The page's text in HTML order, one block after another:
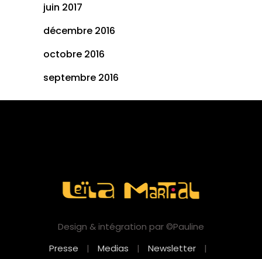
juin 2017
décembre 2016
octobre 2016
septembre 2016
Design & intégration par ©Pauline
Presse
| Medias | Newsletter
|